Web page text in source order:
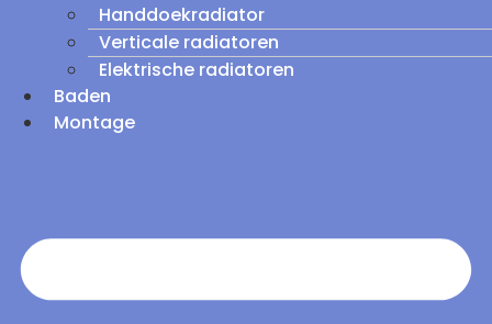
Handdoekradiator
Verticale radiatoren
Elektrische radiatoren
Baden
Montage